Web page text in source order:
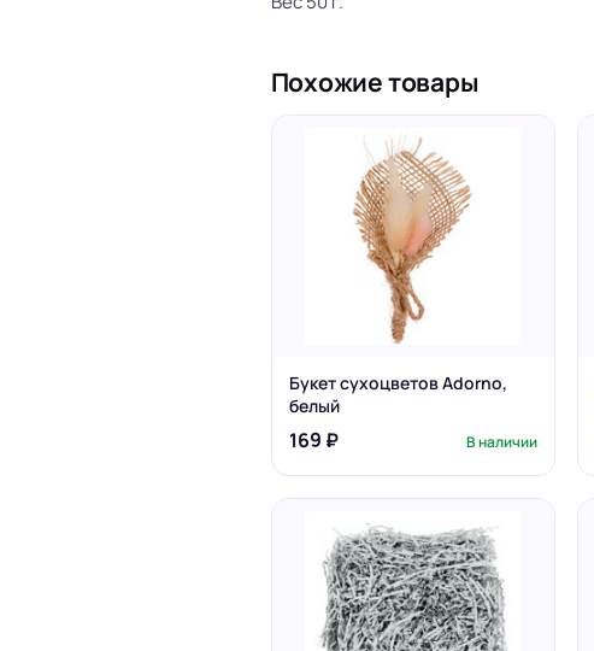
Похожие товары
Букет сухоцветов Adorno,
белый
169 ₽ В наличии